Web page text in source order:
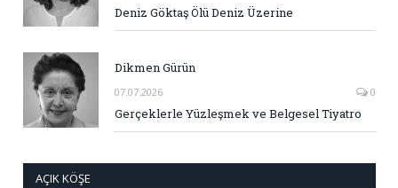
Deniz Göktaş Ölü Deniz Üzerine
Dikmen Gürün
07.07.2026 0
Gerçeklerle Yüzleşmek ve Belgesel Tiyatro
AÇIK KÖŞE